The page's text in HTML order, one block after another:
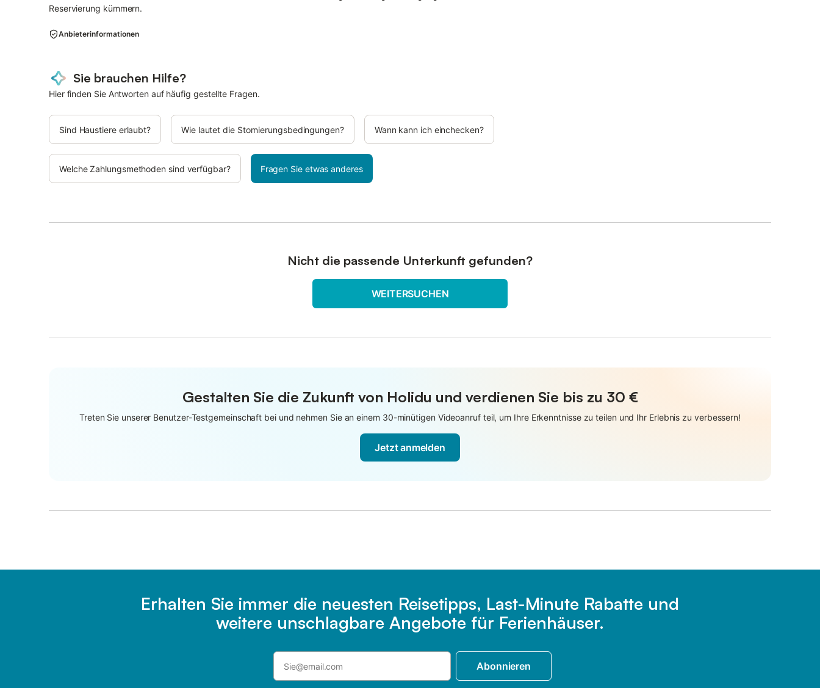
Reservierung kümmern.
Anbieterinformationen
Sie brauchen Hilfe?
Hier finden Sie Antworten auf häufig gestellte Fragen.
Sind Haustiere erlaubt? Wie lautet die Stornierungsbedingungen? Wann kann ich einchecken?
Welche Zahlungsmethoden sind verfügbar? Fragen Sie etwas anderes
Nicht die passende Unterkunft gefunden?
WEITERSUCHEN
Gestalten Sie die Zukunft von Holidu und verdienen Sie bis zu 30 €
Treten Sie unserer Benutzer-Testgemeinschaft bei und nehmen Sie an einem 30-minütigen Videoanruf teil, um Ihre Erkenntnisse zu teilen und Ihr Erlebnis zu verbessern!
Jetzt anmelden
Erhalten Sie immer die neuesten Reisetipps, Last-Minute Rabatte und
weitere unschlagbare Angebote für Ferienhäuser.
Abonnieren